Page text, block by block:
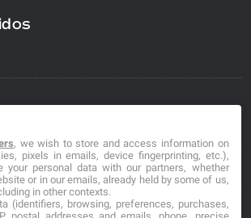
, we wish to store and access information on
pixels in emails, device fingerprinting, etc.),
your personal data with our partners, whether
or in our emails, already held by some of us,
in other contexts.
(identifiers, browsing, preferences, purchases,
postal addresses and emails, phone, precise